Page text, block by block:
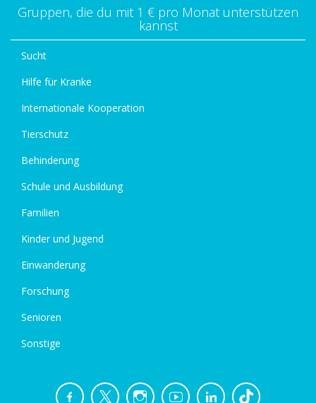
Gruppen, die du mit 1 € pro Monat unterstützen
kannst
Sucht
Hilfe für Kranke
Internationale Kooperation
Tierschutz
Behinderung
Schule und Ausbildung
Familien
Kinder und Jugend
Einwanderung
Forschung
Senioren
Sonstige